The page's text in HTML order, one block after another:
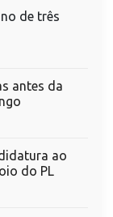
de três
antes da
ao
do PL